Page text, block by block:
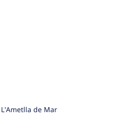
L'Ametlla de Mar